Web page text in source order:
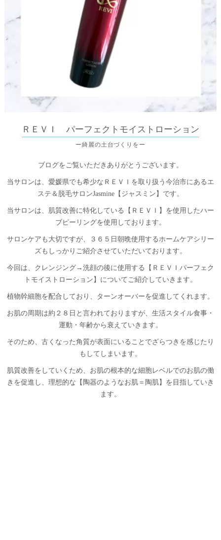
ＲＥＶＩ パーフェクトモイストローション
ー綺麗の土台づくりをー
ブログをご覧いただきありがとうございます。
当サロンは、愛媛県でも希少なＲＥＶＩを取り扱う今治市にあるエ
ステ＆脱毛サロンJasmine【ジャスミン】です。
当サロンは、肌質改善に特化している【ＲＥＶＩ】を使用したハー
ブピーリングを使用しております。
サロンケアも大切ですが、３６５日朝晩使用するホームケアシリー
ズもしっかりご紹介させていただいております。
今回は、クレンジング→洗顔の後に使用する【ＲＥＶＩパーフェク
トモイストローション】についてご紹介していきます。
植物幹細胞を配合しており、ターンオーバーを促進してくれます。
お肌の周期は約２８日と言われておりますが、生活スタイル食事・
運動・年齢から衰えていきます。
そのため、古くなった角質が表面にいることでざらつきを感じたり
もしてしまいます。
肌質改善をしていくため、お肌の根本的な細胞レベルでのお肌の働
きを促進し、理想的な【陶器のようなお肌＝陶肌】を目指していき
ます。